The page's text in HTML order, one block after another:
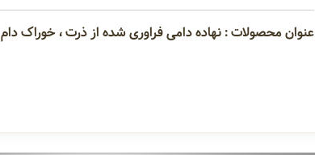
عنوان محصولات : نهاده دامی فراوری شده از ذرت ، خوراک دام